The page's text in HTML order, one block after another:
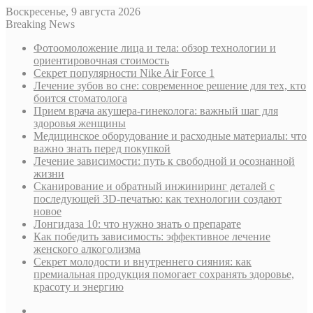
Воскресенье, 9 августа 2026
Breaking News
Фотоомоложение лица и тела: обзор технологии и
ориентировочная стоимость
Секрет популярности Nike Air Force 1
Лечение зубов во сне: современное решение для тех, кто
боится стоматолога
Прием врача акушера-гинеколога: важный шаг для
здоровья женщины
Медицинское оборудование и расходные материалы: что
важно знать перед покупкой
Лечение зависимости: путь к свободной и осознанной
жизни
Сканирование и обратный инжиниринг деталей с
последующей 3D-печатью: как технологии создают
новое
Лонгидаза 10: что нужно знать о препарате
Как победить зависимость: эффективное лечение
женского алкоголизма
Секрет молодости и внутреннего сияния: как
премиальная продукция помогает сохранять здоровье,
красоту и энергию